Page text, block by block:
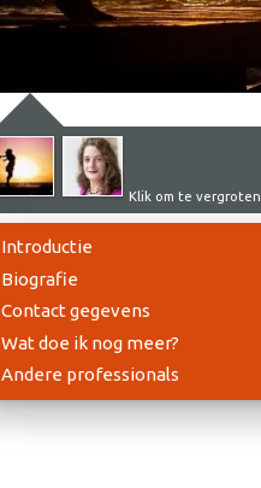
Klik om te vergroten
Introductie
Biografie
Contact gegevens
Wat doe ik nog meer?
Andere professionals